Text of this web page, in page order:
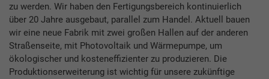
zu werden. Wir haben den Fertigungsbereich kontinuierlich
über 20 Jahre ausgebaut, parallel zum Handel. Aktuell bauen
wir eine neue Fabrik mit zwei großen Hallen auf der anderen
Straßenseite, mit Photovoltaik und Wärmepumpe, um
ökologischer und kosteneffizienter zu produzieren. Die
Produktionserweiterung ist wichtig für unsere zukünftige